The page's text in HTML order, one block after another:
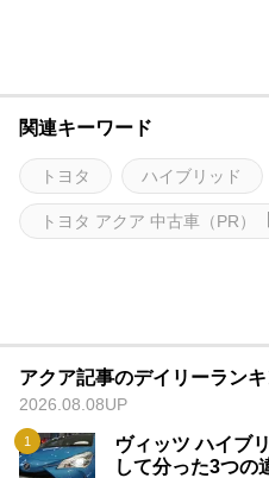
関連キーワード
トヨタ ハイブリッド
トヨタ アクア 中古車（PR）
アクア記事のデイリーラン
2026.08.08UP
ヴィッツ ハイブ
して分った3つの